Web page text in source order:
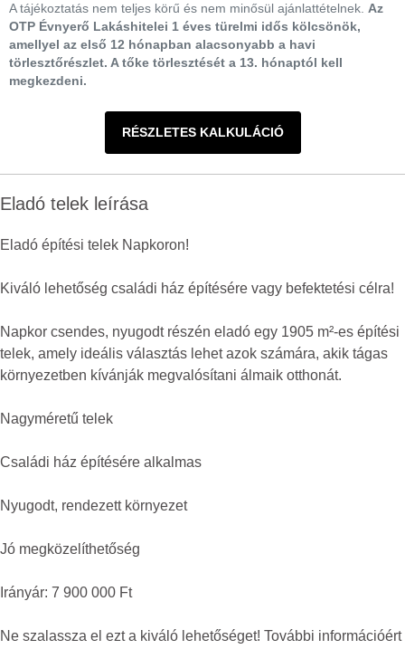
A tájékoztatás nem teljes körű és nem minősül ajánlattételnek. Az
OTP Évnyerő Lakáshitelei 1 éves türelmi idős kölcsönök,
amellyel az első 12 hónapban alacsonyabb a havi
törlesztőrészlet. A tőke törlesztését a 13. hónaptól kell
megkezdeni.
RÉSZLETES KALKULÁCIÓ
Eladó telek leírása
Eladó építési telek Napkoron!
Kiváló lehetőség családi ház építésére vagy befektetési célra!
Napkor csendes, nyugodt részén eladó egy 1905 m²-es építési
telek, amely ideális választás lehet azok számára, akik tágas
környezetben kívánják megvalósítani álmaik otthonát.
Nagyméretű telek
Családi ház építésére alkalmas
Nyugodt, rendezett környezet
Jó megközelíthetőség
Irányár: 7 900 000 Ft
Ne szalassza el ezt a kiváló lehetőséget! További információért